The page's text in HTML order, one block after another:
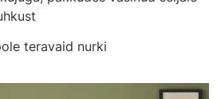
teravaid nurki